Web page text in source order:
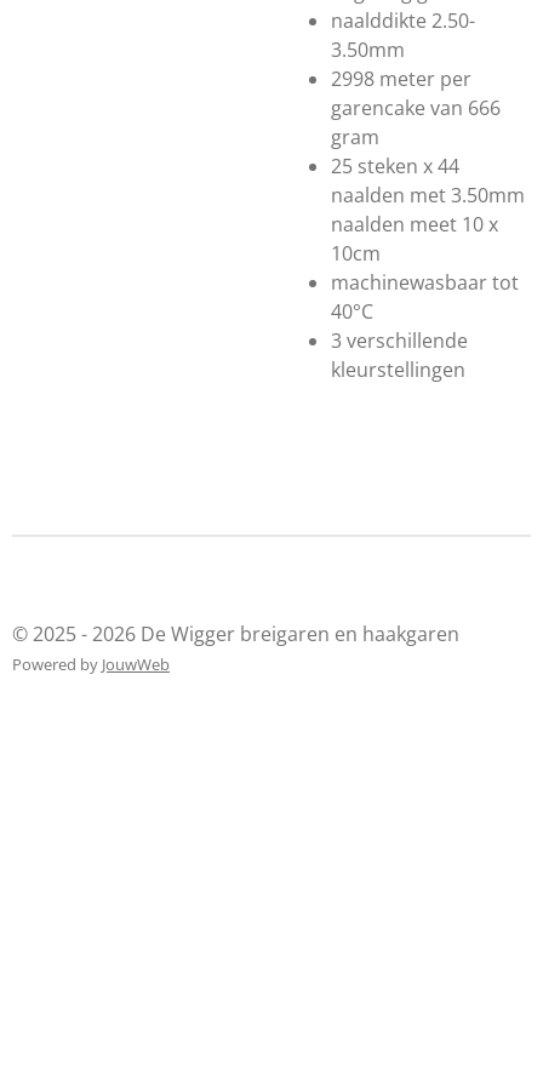
naalddikte 2.50-
3.50mm
2998 meter per
garencake van 666
gram
25 steken x 44
naalden met 3.50mm
naalden meet 10 x
10cm
machinewasbaar tot
40°C
3 verschillende
kleurstellingen
© 2025 - 2026 De Wigger breigaren en haakgaren
Powered by JouwWeb